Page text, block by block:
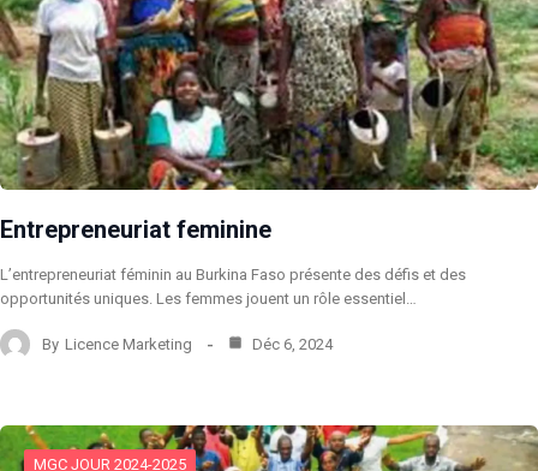
Entrepreneuriat feminine
L’entrepreneuriat féminin au Burkina Faso présente des défis et des
opportunités uniques. Les femmes jouent un rôle essentiel…
By Licence Marketing Déc 6, 2024
MGC JOUR 2024-2025